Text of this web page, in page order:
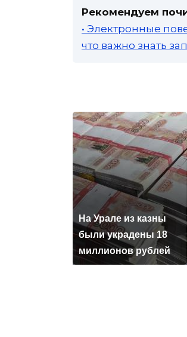
Рекомендуем
• Электронные
что важно знать
На Урале из казны
были украдены 18
миллионов рублей